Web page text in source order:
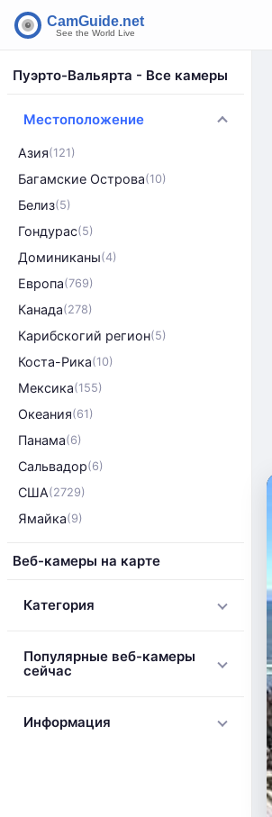
Пуэрто-Вальярта - Все камеры
Местоположение
Азия(121)
Багамские Острова(10)
Белиз(5)
Гондурас(5)
Доминиканы(4)
Европа(769)
Канада(278)
Карибскогий регион(5)
Коста-Рика(10)
Мексика(155)
Океания(61)
Панама(6)
Сальвадор(6)
США(2729)
Ямайка(9)
Веб-камеры на карте
Категория
Популярные веб-камеры
сейчас
Информация